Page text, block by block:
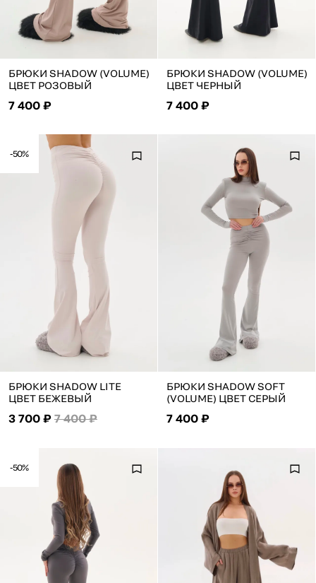
БРЮКИ SHADOW (VOLUME)
ЦВЕТ РОЗОВЫЙ
7 400 ₽
БРЮКИ SHADOW (VOLUME)
ЦВЕТ ЧЕРНЫЙ
7 400 ₽
-50%
БРЮКИ SHADOW LITE
ЦВЕТ БЕЖЕВЫЙ
3 700 ₽ 7 400 ₽
БРЮКИ SHADOW SOFT
(VOLUME) ЦВЕТ СЕРЫЙ
7 400 ₽
-50%